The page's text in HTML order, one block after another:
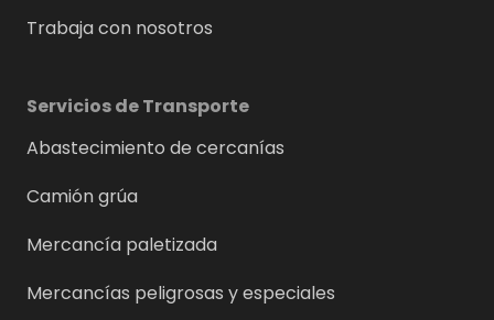
Trabaja con nosotros
Servicios de Transporte
Abastecimiento de cercanías
Camión grúa
Mercancía paletizada
Mercancías peligrosas y especiales